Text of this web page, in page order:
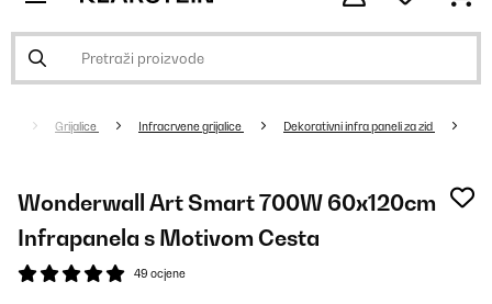
Grijalice Infracrvene grijalice Dekorativni infra paneli za zid
Wonderwall Art Smart 700W 60x120cm
Infrapanela s Motivom Cesta
49 ocjene